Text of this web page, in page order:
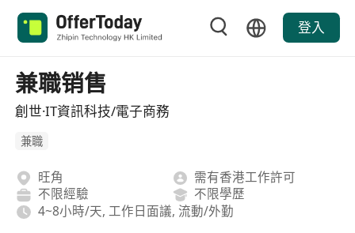
登入
兼職销售
創世·IT資訊科技/電子商務
兼職
旺角
需有香港工作許可
不限經驗
不限學歷
4~8小時/天, 工作日面議, 流動/外勤